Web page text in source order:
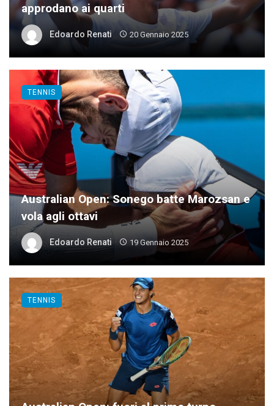
approdano ai quarti
Edoardo Renati 20 Gennaio 2025
Australian Open: Sonego batte Marozsan e
vola agli ottavi
Edoardo Renati 19 Gennaio 2025
TENNIS
TENNIS